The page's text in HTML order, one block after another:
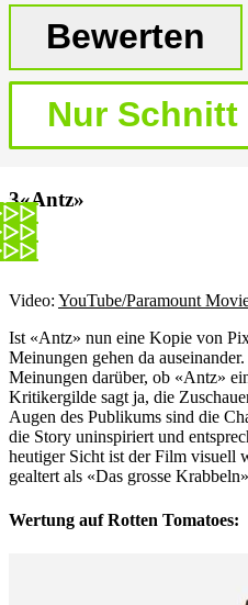
«Antz»
Video: YouTube/Paramount
Ist «Antz» nun eine Kopie von
Meinungen gehen da
Meinungen darüber, ob «Antz»
Kritikergilde sagt ja, die
Augen des Publikums sind die
die Story uninspiriert und
heutiger Sicht ist der Film visuell
gealtert als «Das grosse
Wertung auf Rotten Tomatoes: